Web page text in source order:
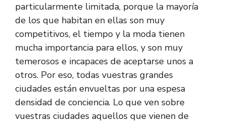
particularmente limitada, porque la mayoría
de los que habitan en ellas son muy
competitivos, el tiempo y la moda tienen
mucha importancia para ellos, y son muy
temerosos e incapaces de aceptarse unos a
otros. Por eso, todas vuestras grandes
ciudades están envueltas por una espesa
densidad de conciencia. Lo que ven sobre
vuestras ciudades aquellos que vienen de